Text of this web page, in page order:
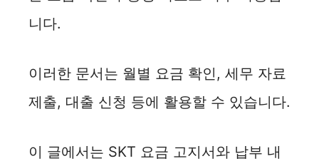
니다.
이러한 문서는 월별 요금 확인, 세무 자료
제출, 대출 신청 등에 활용할 수 있습니다.
이 글에서는 SKT 요금 고지서와 납부 내